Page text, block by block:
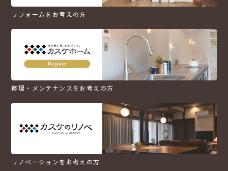
リフォームをお考えの方
修理・メンテナンスをお考えの方
リノベーションをお考えの方